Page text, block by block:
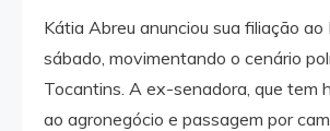
Kátia Abreu anunciou sua filiação
sábado, movimentando o cenário
Tocantins. A ex-senadora, que tem
ao agronegócio e passagem por